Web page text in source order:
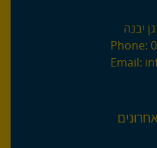
Phone:
Email: